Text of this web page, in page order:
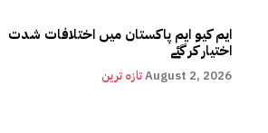
ایم کیو ایم پاکستان میں اختلافات شدت
اختیار کر گئے
تازہ ترینAugust 2, 2026